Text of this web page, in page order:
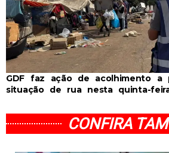
GDF faz ação de acolhimento a
situação de rua nesta quinta-
CONFIRA